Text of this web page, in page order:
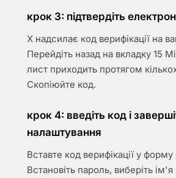
крок 3: підтвердіть
X надсилає код верифікації на
Перейдіть назад на вкладку 15
лист приходить протягом
Скопіюйте код.
крок 4: введіть код і
налаштування
Вставте код верифікації у форму
Встановіть пароль, виберіть